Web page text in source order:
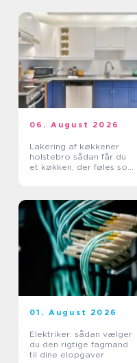
06. August 2026
Lakering af køkkener
holstebro sådan får du
et køkken, der føles som
01. August 2026
Elektriker: sådan vælger
du den rigtige fagmand
til dine elopgaver